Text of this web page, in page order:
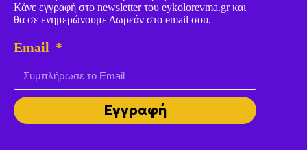
Κάνε εγγραφή στο newsletter του eykolorevma.gr και
θα σε ενημερώνουμε Δωρεάν στο email σου.
Email
Εγγραφή